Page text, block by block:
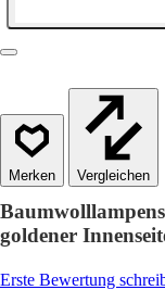
Vergleichen
goldener
Erste Bewertung